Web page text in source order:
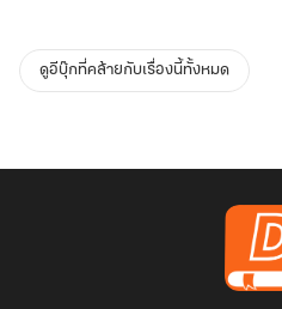
ดูอีบุ๊กที่คล้ายกับเรื่องนี้ทั้งหมด